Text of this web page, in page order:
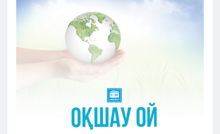
Кызылорда
Талдыкорган